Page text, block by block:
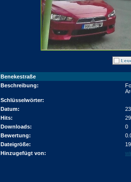
Benekestraße
Beschreibung:
Schlüsselwörter:
Datum:
Hits:
Downloads:
0
Bewertung:
Dateigröße:
Hinzugefügt von: